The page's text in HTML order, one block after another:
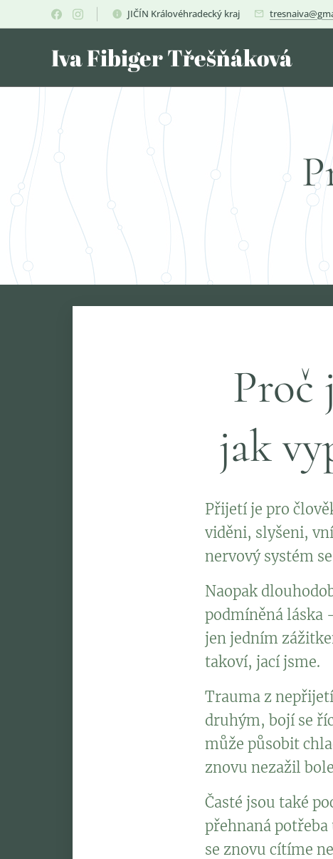
JIČÍN Královéhradecký kraj
Iva Fibiger Třešňáková
Proč
jak
Přijetí je pro
viděni, slyšeni,
nervový systém
Naopak
podmíněná láska
jen jedním
takoví, jací jsme.
Trauma z
druhým, bojí se
může působit
znovu nezažil
Časté jsou také
přehnaná
se znovu cítíme